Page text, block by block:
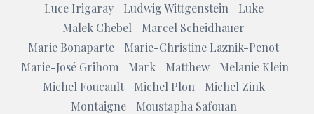
Luce Irigaray
Ludwig Wittgenstein
Luke
Malek Chebel
Marcel Scheidhauer
Marie Bonaparte
Marie-Christine Laznik-Penot
Marie-José Grihom
Mark Matthew
Melanie Klein
Michel Foucault
Michel Plon
Michel Zink
Montaigne
Moustapha Safouan